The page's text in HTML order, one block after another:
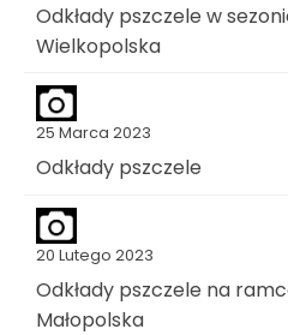
Odkłady pszczele w
Wielkopolska
25 Marca 2023
Odkłady pszczele
20 Lutego 2023
Odkłady pszczele na
Małopolska